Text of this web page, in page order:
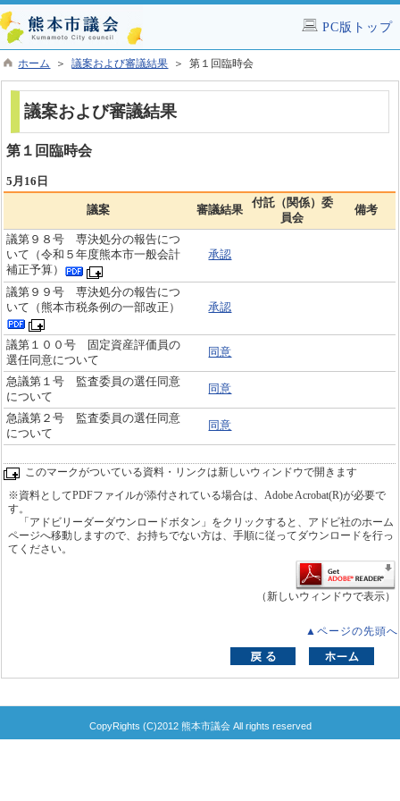
PC版トップ
ホーム ＞議案および審議結果 ＞ 第１回臨時会
議案および審議結果
第１回臨時会
5月16日
議案 審議結果
付託（関係）委
員会
備考
議第９８号 専決処分の報告につ
いて（令和５年度熊本市一般会計
補正予算）
承認
議第９９号 専決処分の報告につ
いて（熊本市税条例の一部改正）
承認
議第１００号 固定資産評価員の
選任同意について
同意
急議第１号 監査委員の選任同意
について
同意
急議第２号 監査委員の選任同意
について
同意
このマークがついている資料・リンクは新しいウィンドウで開きます
※資料としてPDFファイルが添付されている場合は、Adobe Acrobat(R)が必要で
す。
「アドビリーダーダウンロードボタン」をクリックすると、アドビ社のホーム
ページへ移動しますので、お持ちでない方は、手順に従ってダウンロードを行っ
てください。
（新しいウィンドウで表示）
▲ページの先頭へ
CopyRights (C)2012 熊本市議会 All rights reserved